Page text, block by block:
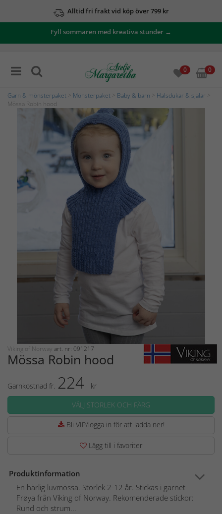
Alltid fri frakt vid köp över 799 kr
Fyll sommaren med kreativa stunder →
0 0
Garn & mönsterpaket Mönsterpaket Baby & barn Halsdukar & sjalar
Mössa Robin hood
Viking of Norway art. nr: 091217
Mössa Robin hood
Garnkostnad fr. 224
kr
VÄLJ STORLEK OCH FÄRG
Bli VIP/logga in för att ladda ner!
Lägg till i favoriter
Produktinformation
En härlig luvmössa. Storlek 2-12 år. Stickas i garnet
Frøya från Viking of Norway. Rekomenderade stickor:
Rund och strum...